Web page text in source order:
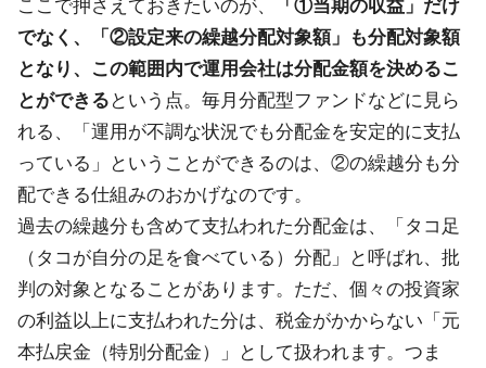
ここで押さえておきたいのが、
「①当期の収益」だけ
でなく、「②設定来の繰越分配対象額」も分配対象額
となり、この範囲内で運用会社は分配金額を決めるこ
とができる という点。毎月分配型ファンドなどに見ら
れる、「運用が不調な状況でも分配金を安定的に支払
っている」ということができるのは、②の繰越分も分
配できる仕組みのおかげなのです。
過去の繰越分も含めて支払われた分配金は、「タコ足
（タコが自分の足を食べている）分配」と呼ばれ、批
判の対象となることがあります。ただ、個々の投資家
の利益以上に支払われた分は、税金がかからない「元
本払戻金（特別分配金）」として扱われます。つま